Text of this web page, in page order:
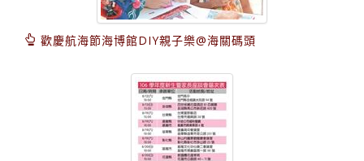
歡慶航海節海博館DIY親子樂@海關碼頭